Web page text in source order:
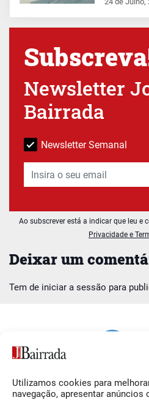
Utilizamos cookies para
navegação, apresentar anúncios
Deixar um
Tem de iniciar a sessão para
Newsletter
Bairrada
Newsletter Semanal
Ao subscrever está a indicar que leu e
Privacidade e
Siga-nos